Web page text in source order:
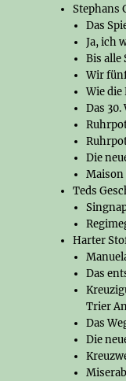
Stephans
Das
Ja, ich
Bis alle
Wir
Wie die
Das 30.
Die
Maison
Teds
Harter
Das
Trier
Das
Die